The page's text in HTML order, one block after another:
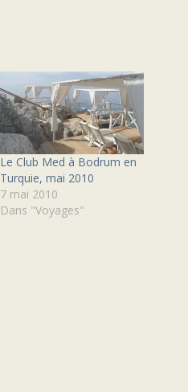
Le Club Med à Bodrum en
Turquie, mai 2010
7 mai 2010
Dans "Voyages"